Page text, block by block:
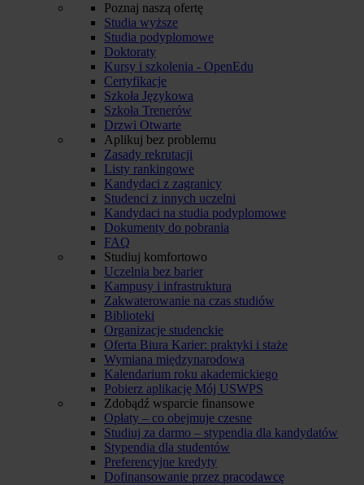
Poznaj naszą ofertę
Studia wyższe
Studia podyplomowe
Doktoraty
Kursy i szkolenia - OpenEdu
Certyfikacje
Szkoła Językowa
Szkoła Trenerów
Drzwi Otwarte
Aplikuj bez problemu
Zasady rekrutacji
Listy rankingowe
Kandydaci z zagranicy
Studenci z innych uczelni
Kandydaci na studia podyplomowe
Dokumenty do pobrania
FAQ
Studiuj komfortowo
Uczelnia bez barier
Kampusy i infrastruktura
Zakwaterowanie na czas studiów
Biblioteki
Organizacje studenckie
Oferta Biura Karier: praktyki i staże
Wymiana międzynarodowa
Kalendarium roku akademickiego
Pobierz aplikację Mój USWPS
Zdobądź wsparcie finansowe
Opłaty – co obejmuje czesne
Studiuj za darmo – stypendia dla kandydatów
Stypendia dla studentów
Preferencyjne kredyty
Dofinansowanie przez pracodawcę